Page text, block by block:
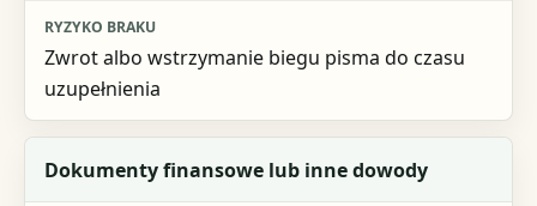
Zwrot albo wstrzymanie biegu pisma do czasu
uzupełnienia
Dokumenty finansowe lub inne dowody